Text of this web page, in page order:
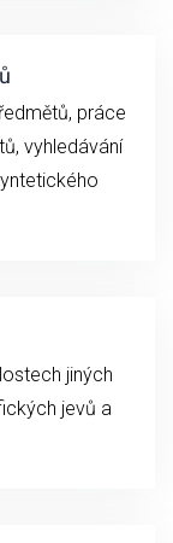
práce
vyhledávání
jiných
jevů a